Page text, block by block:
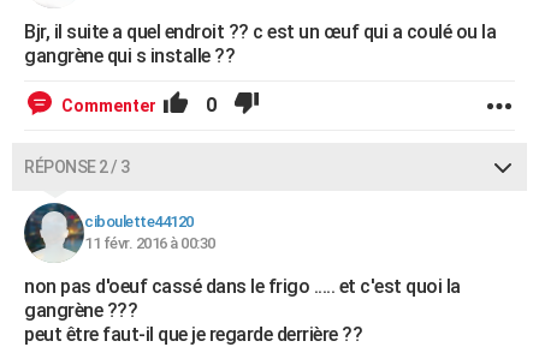
S'inscrire
Se connecter
Lycées
Collèges
Primaires
Universités
Entreprises
Service militaire
Avis de recherche
FORUM
Bricolage
Lifestyle
Culture
Sport
Auto
Television
Voyage
Cinema
Bjr, il suite a quel endroit ?? c est un œuf qui a coulé ou la
gangrène qui s installe ??
Commenter 0
RÉPONSE 2 / 3
ciboulette44120
11 févr. 2016 à 00:30
non pas d'oeuf cassé dans le frigo ..... et c'est quoi la
gangrène ???
peut être faut-il que je regarde derrière ??